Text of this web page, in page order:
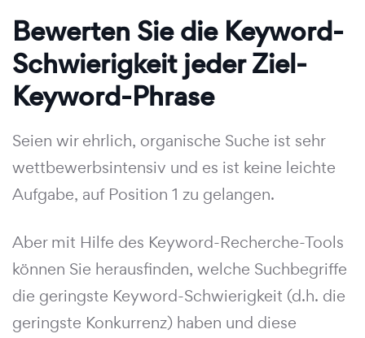
Bewerten Sie die Keyword-
Schwierigkeit jeder Ziel-
Keyword-Phrase
Seien wir ehrlich, organische Suche ist sehr
wettbewerbsintensiv und es ist keine leichte
Aufgabe, auf Position 1 zu gelangen.
Aber mit Hilfe des Keyword-Recherche-Tools
können Sie herausfinden, welche Suchbegriffe
die geringste Keyword-Schwierigkeit (d.h. die
geringste Konkurrenz) haben und diese